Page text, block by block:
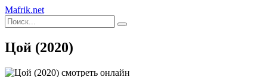
Mafrik.net
Цой (2020)